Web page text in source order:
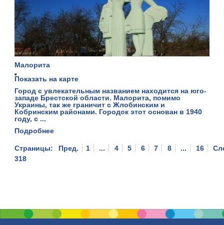
Малорита
Показать на карте
Город с увлекательным названием находится на юго-
западе Брестской области. Малорита, помимо
Украины, так же граничит с Жлобинским и
Кобринским районами. Городок этот основан в 1940
году, с ...
Подробнее
Страницы: Пред. 1 ... 4 5 6 7 8 ... 16
318